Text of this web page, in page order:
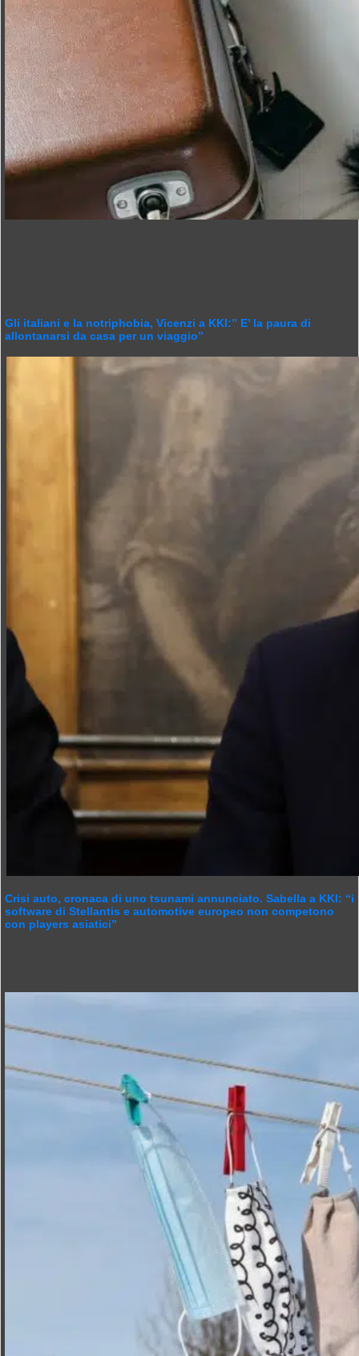
Gli italiani e la notriphobia, Vicenzi a KKI:” E’ la paura di
allontanarsi da casa per un viaggio”
Crisi auto, cronaca di uno tsunami annunciato. Sabella a KKI: “i
software di Stellantis e automotive europeo non competono
con players asiatici”